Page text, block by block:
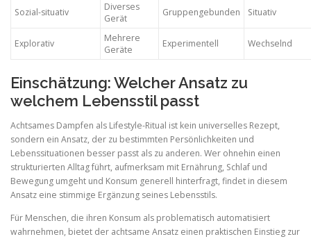
Sozial-situativ
Diverses
Gerät
Gruppengebunden Situativ
Explorativ
Mehrere
Geräte
Experimentell Wechselnd
Einschätzung: Welcher Ansatz zu
welchem Lebensstil passt
Achtsames Dampfen als Lifestyle-Ritual ist kein universelles Rezept,
sondern ein Ansatz, der zu bestimmten Persönlichkeiten und
Lebenssituationen besser passt als zu anderen. Wer ohnehin einen
strukturierten Alltag führt, aufmerksam mit Ernährung, Schlaf und
Bewegung umgeht und Konsum generell hinterfragt, findet in diesem
Ansatz eine stimmige Ergänzung seines Lebensstils.
Für Menschen, die ihren Konsum als problematisch automatisiert
wahrnehmen, bietet der achtsame Ansatz einen praktischen Einstieg zur